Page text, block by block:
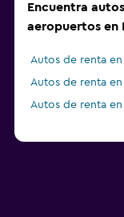
Encuentra
aeropuertos en
Autos de renta
Autos de renta
Autos de renta